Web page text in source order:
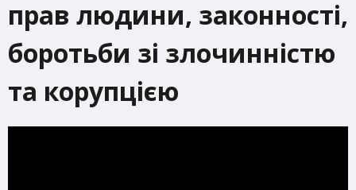
прав людини, законності,
боротьби зі злочинністю
та корупцією